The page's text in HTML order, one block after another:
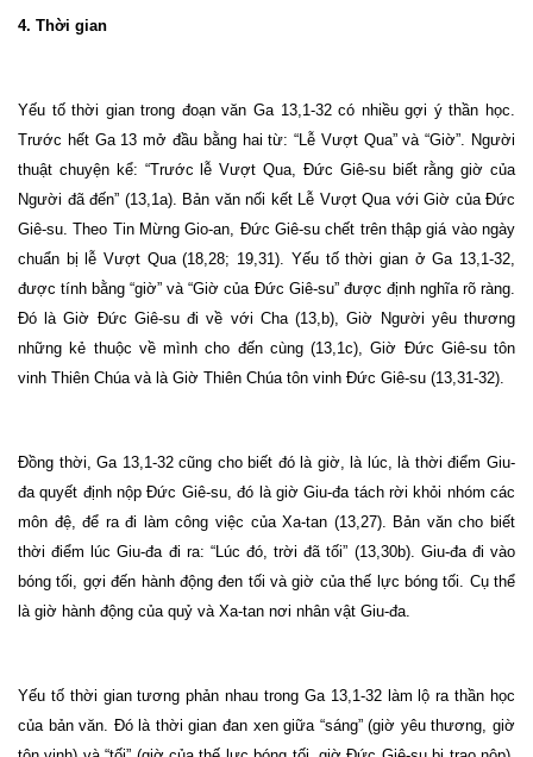
4. Thời gian
Yếu tố thời gian trong đoạn văn Ga 13,1-32 có nhiều gợi ý thần học.
Trước hết Ga 13 mở đầu bằng hai từ: “Lễ Vượt Qua” và “Giờ”. Người
thuật chuyện kể: “Trước lễ Vượt Qua, Đức Giê-su biết rằng giờ của
Người đã đến” (13,1a). Bản văn nối kết Lễ Vượt Qua với Giờ của Đức
Giê-su. Theo Tin Mừng Gio-an, Đức Giê-su chết trên thập giá vào ngày
chuẩn bị lễ Vượt Qua (18,28; 19,31). Yếu tố thời gian ở Ga 13,1-32,
được tính bằng “giờ” và “Giờ của Đức Giê-su” được định nghĩa rõ ràng.
Đó là Giờ Đức Giê-su đi về với Cha (13,b), Giờ Người yêu thương
những kẻ thuộc về mình cho đến cùng (13,1c), Giờ Đức Giê-su tôn
vinh Thiên Chúa và là Giờ Thiên Chúa tôn vinh Đức Giê-su (13,31-32).
Đồng thời, Ga 13,1-32 cũng cho biết đó là giờ, là lúc, là thời điểm Giu-
đa quyết định nộp Đức Giê-su, đó là giờ Giu-đa tách rời khỏi nhóm các
môn đệ, để ra đi làm công việc của Xa-tan (13,27). Bản văn cho biết
thời điểm lúc Giu-đa đi ra: “Lúc đó, trời đã tối” (13,30b). Giu-đa đi vào
bóng tối, gợi đến hành động đen tối và giờ của thế lực bóng tối. Cụ thể
là giờ hành động của quỷ và Xa-tan nơi nhân vật Giu-đa.
Yếu tố thời gian tương phản nhau trong Ga 13,1-32 làm lộ ra thần học
của bản văn. Đó là thời gian đan xen giữa “sáng” (giờ yêu thương, giờ